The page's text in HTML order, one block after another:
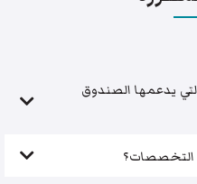
يدعمها الصندوق
التخصصات؟